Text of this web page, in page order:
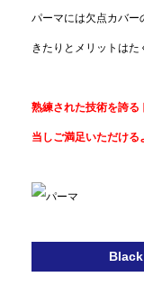
パーマには欠点カバー
きたりとメリットはた
熟練された技術を誇る
当しご満足いただける
Black